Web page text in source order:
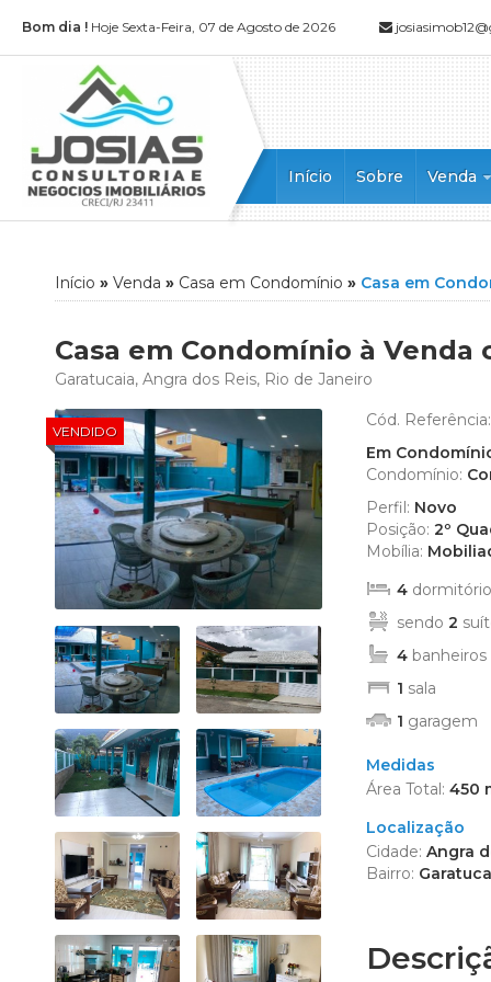
Bom dia ! Hoje Sexta-Feira, 07 de Agosto de 2026
Início Sobre Venda
Casa (52)
Casa Alto
Casa em
Chácara (1)
Cobertura
Edifício
Kitnet (2)
Mansão (1)
Prédio (1)
Sítio (4)
Terreno
Início » Venda » Casa em Condomínio » Casa em
Casa em Condomínio à
Garatucaia, Angra dos Reis, Rio de Janeiro
VENDIDO
Cód. Referência:
Em
Condomínio:
Perfil: Novo
Posição: 2º
Mobília:
4
sendo 2
4banheiros
1 sala
1 garagem
Medidas
Área Total: 450
Localização
Cidade: Angra
Bairro: